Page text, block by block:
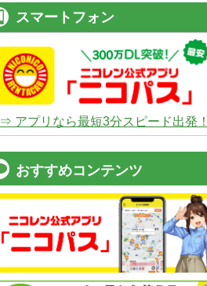
スマートフォン
⇒ アプリなら最短3分スピード出発！
おすすめコンテンツ